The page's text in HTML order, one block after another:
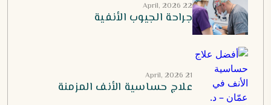
22 April, 2026
جراحة الجيوب الأنفية
21 April, 2026
علاج حساسية الأنف المزمنة